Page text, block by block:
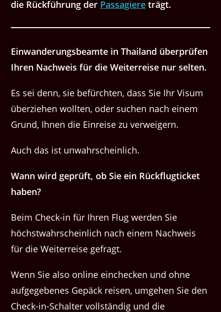
die Rückführung der Passagiere trägt.
Einwanderungsbeamte in Thailand überprüfen
Ihren Nachweis für die Weiterreise nur selten.
Es sei denn, sie befürchten, dass Sie Ihr Visum
überziehen wollten, oder suchen nach einem
Grund, Ihnen die Einreise zu verweigern.
Auch das ist unwahrscheinlich.
Wann wird geprüft, ob Sie ein Rückflugticket
haben?
Beim Check-in für Ihren Flug werden Sie
höchstwahrscheinlich nach einem Nachweis
für die Weiterreise gefragt.
Wenn Sie also online einchecken und ohne
aufgegebenes Gepäck reisen, umgehen Sie den
Check-in-Schalter vollständig und die